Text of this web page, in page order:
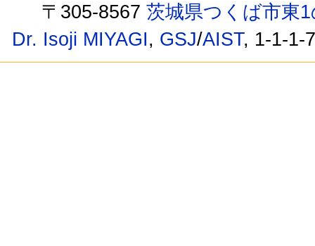
〒305-8567茨城県つくば市東
Dr. Isoji MIYAGI, GSJ/AIST, 1-1-1-